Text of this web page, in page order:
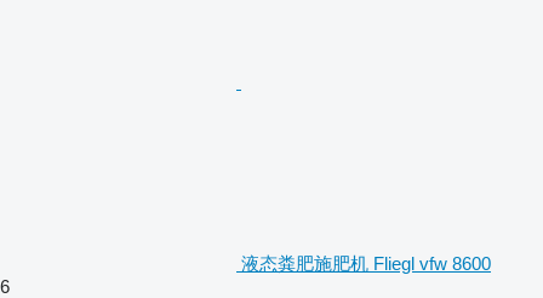
液态粪肥施肥机 Fliegl vfw 8600
6